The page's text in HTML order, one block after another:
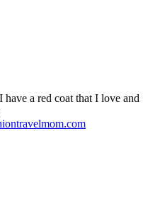
a red coat that I love and